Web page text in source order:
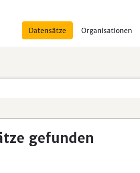
Datensätze Organisationen
gefunden